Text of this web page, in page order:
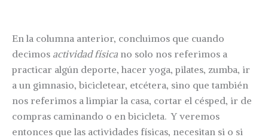
En la columna anterior, concluimos que cuando
decimos actividad física no solo nos referimos a
practicar algún deporte, hacer yoga, pilates, zumba, ir
a un gimnasio, bicicletear, etcétera, sino que también
nos referimos a limpiar la casa, cortar el césped, ir de
compras caminando o en bicicleta. Y veremos
entonces que las actividades físicas, necesitan si o si